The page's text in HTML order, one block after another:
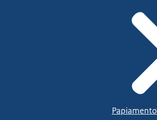
Papiamento